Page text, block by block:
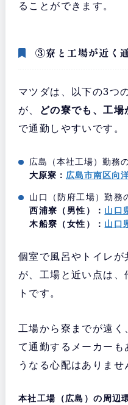
ることができます。
③寮と工場が近く
マツダは、以下の3つ
が、
どの寮でも、工場
で通勤しやすいです。
広島（本社工場）勤務
大原寮： 広島市南区向
山口（防府工場）勤務
西浦寮（男性）： 山口
木船寮（女性）： 山口
個室で風呂やトイレが
が、工場と近い点は、
トです。
工場から寮までが遠
て通勤するメーカーも
うなる心配はありませ
本社工場（広島）の周辺